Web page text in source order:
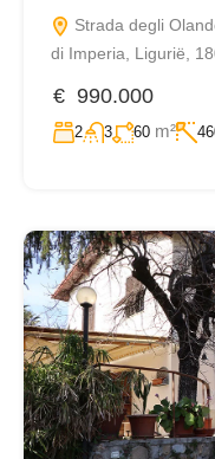
Strada degli
di Imperia, Ligurië,
€ 990.000
2 3 60 m²